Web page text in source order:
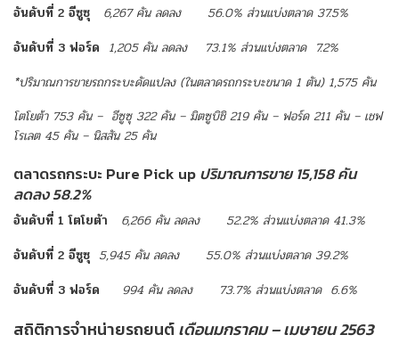
อันดับที่ 2 อีซูซุ 6,267คัน ลดลง 56.0% ส่วนแบ่งตลาด 37.5%
อันดับที่ 3 ฟอร์ด 1,205 คัน ลดลง 73.1% ส่วนแบ่งตลาด 7.2%
*ปริมาณการขายรถกระบะดัดแปลง(ในตลาดรถกระบะขนาด 1 ตัน) 1,575 คัน
โตโยต้า 753 คัน – อีซูซุ 322 คัน – มิตซูบิชิ 219 คัน – ฟอร์ด 211 คัน – เชฟ
โรเลต 45 คัน – นิสสัน 25 คัน
ตลาดรถกระบะ Pure Pick up ปริมาณการขาย 15,158 คัน
ลดลง 58.2%
อันดับที่ 1 โตโยต้า 6,266 คัน ลดลง 52.2% ส่วนแบ่งตลาด 41.3%
อันดับที่ 2 อีซูซุ 5,945 คัน ลดลง 55.0% ส่วนแบ่งตลาด 39.2%
อันดับที่ 3 ฟอร์ด 994 คัน ลดลง 73.7% ส่วนแบ่งตลาด 6.6%
สถิติการจำหน่ายรถยนต์เดือนมกราคม – เมษายน 2563